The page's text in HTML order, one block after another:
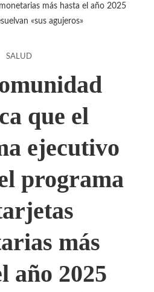
más hasta el año 2025
«sus agujeros»
SALUD
que el
ejecutivo
programa
más
año 2025